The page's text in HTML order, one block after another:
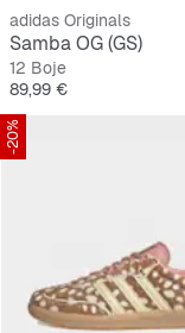
adidas Originals
Samba OG (GS)
12 Boje
Cijena
89,99 €
-20%